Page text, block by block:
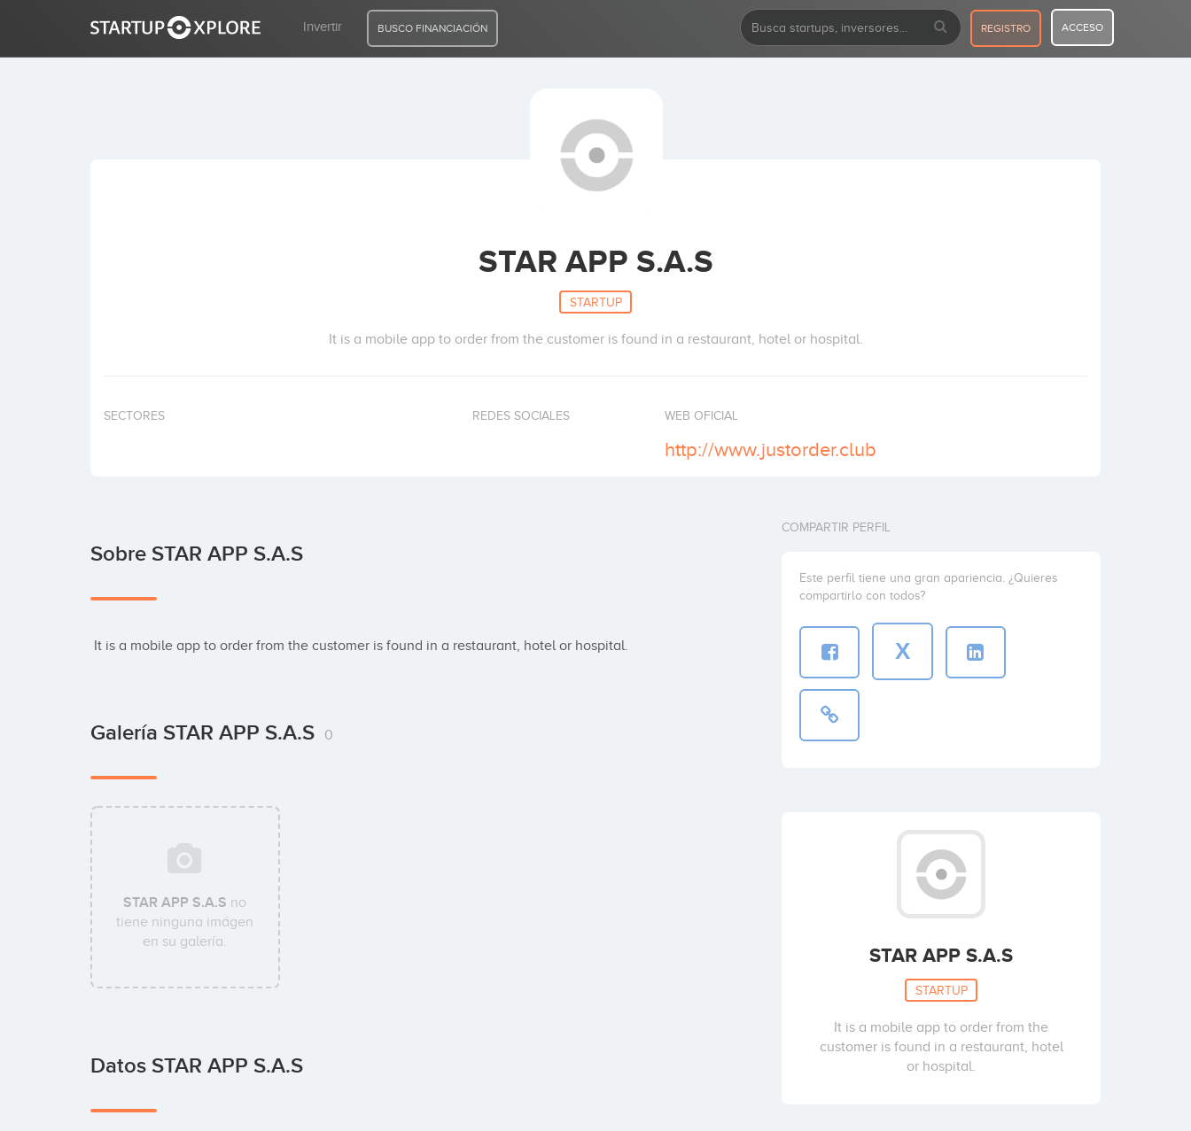
Invertir BUSCO FINANCIACIÓN REGISTRO ACCESO
STAR APP S.A.S
STARTUP
It is a mobile app to order from the customer is found in a restaurant, hotel or hospital.
SECTORES REDES SOCIALES WEB OFICIAL
http://www.justorder.club
Sobre STAR APP S.A.S
It is a mobile app to order from the customer is found in a restaurant, hotel or hospital.
Galería STAR APP S.A.S 0
STAR APP S.A.S no
tiene ninguna imágen
en su galería.
Datos STAR APP S.A.S
COMPARTIR PERFIL
Este perfil tiene una gran apariencia. ¿Quieres
compartirlo con todos?
X
STAR APP S.A.S
STARTUP
It is a mobile app to order from the
customer is found in a restaurant, hotel
or hospital.